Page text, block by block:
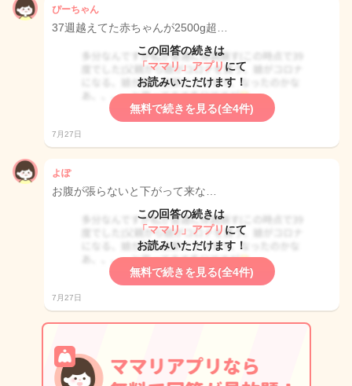
ぴーちゃん
37週越えてた赤ちゃんが2500g超…
この回答の続きは
「ママリ」アプリ にて
お読みいただけます！
無料で続きを見る(全4件)
7月27日
よぽ
お腹が張らないと下がって来な…
この回答の続きは
「ママリ」アプリ にて
お読みいただけます！
無料で続きを見る(全4件)
7月27日